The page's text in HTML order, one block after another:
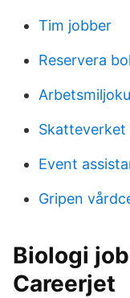
Tim jobber
Reservera
Event
Gripen
Biologi
Careerjet